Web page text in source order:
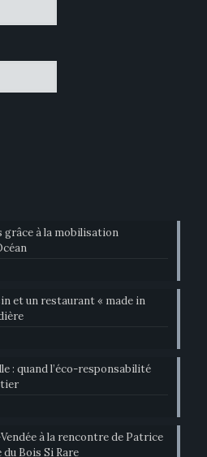
grâce à la mobilisation
et un restaurant « made in
: quand l’éco-responsabilité
à la rencontre de Patrice
Bois Si Rare